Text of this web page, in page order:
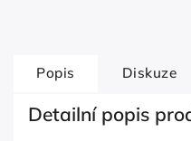
Popis Diskuze
Detailní popis